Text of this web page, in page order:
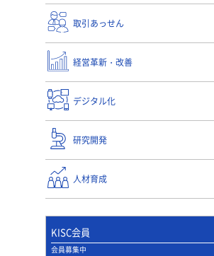
取引あっせん
経営革新・改善
デジタル化
研究開発
人材育成
KISC会員
会員募集中